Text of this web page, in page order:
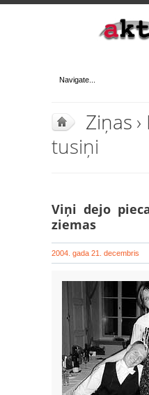
Ziņas
tusiņi
Viņi dejo
ziemas
2004. gada 21. decembris